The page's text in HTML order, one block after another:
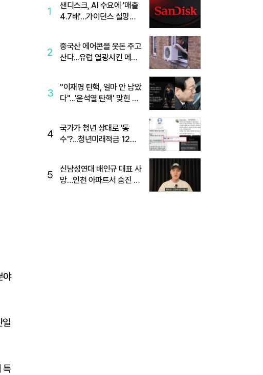
야
일
특
1
샌디스크, AI 수요에 '매출
4.7배'…가이던스 실망에
2
중국산 에어콘을 웃돈 주고
산다...유럽 열광시킨 메이
3
"이재명 탄핵, 얼마 안 남았
다"...'윤석열 탄핵' 맞힌 무
4
국가가 청년 상대로 '통
수'?...청년미래적금 12%
5
신남성연대 배인규 대표 사
망…인천 아파트서 숨진 채